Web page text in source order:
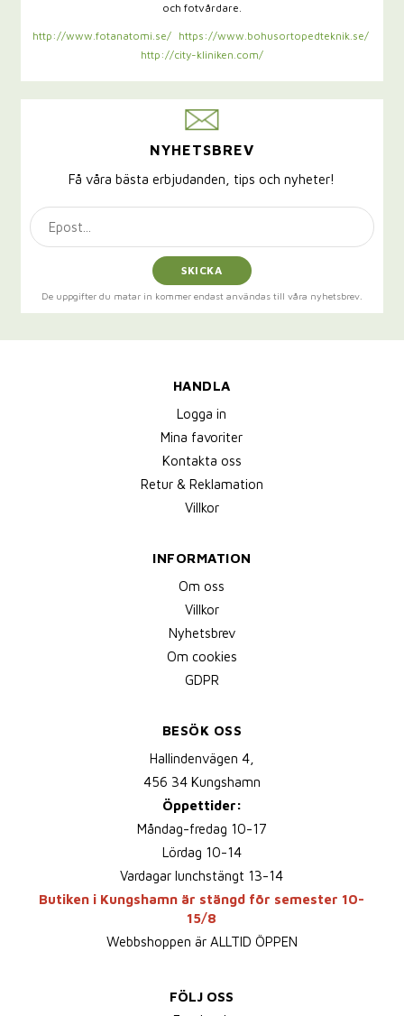
och fotvårdare.
http://www.fotanatomi.se/
https://www.bohusortopedteknik.se/
http://city-kliniken.com/
NYHETSBREV
Få våra bästa erbjudanden, tips och nyheter!
SKICKA
De uppgifter du matar in kommer endast användas till våra nyhetsbrev.
HANDLA
Logga in
Mina favoriter
Kontakta oss
Retur & Reklamation
Villkor
INFORMATION
Om oss
Villkor
Nyhetsbrev
Om cookies
GDPR
BESÖK OSS
Hallindenvägen 4,
456 34 Kungshamn
Öppettider:
Måndag-fredag 10-17
Lördag 10-14
Vardagar lunchstängt 13-14
Butiken i Kungshamn är stängd för semester 10-
15/8
Webbshoppen är ALLTID ÖPPEN
FÖLJ OSS